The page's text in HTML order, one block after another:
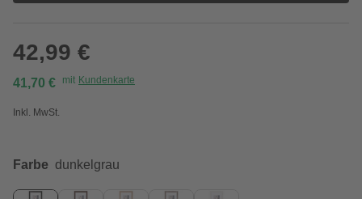
42,99 €
41,70 € mit Kundenkarte
Inkl. MwSt.
Farbe dunkelgrau